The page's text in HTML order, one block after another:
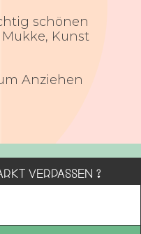
schönen
Kunst
Anziehen
verpassen ?